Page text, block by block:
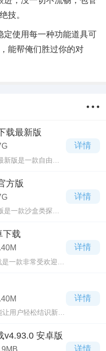
技。
使用每一种功能道具可
能帮俺们胜过你的对
载最新版
版是一款自由度
和广阔的魔法世
和魔法等游戏元
详情
方版
是一款沙盒类探险
载游玩。在游戏
满奇幻与冒险的
详情
下载
一款非常受欢迎的
用户进入软件
趣和喜好，为用
详情
用户轻松结识新朋
交友平台，让用户
到心灵契合的另一
详情
v4.93.0 安卓版
详情